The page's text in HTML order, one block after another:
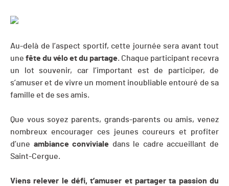
Au-delà de l’aspect sportif, cette journée sera avant tout
une fête du vélo et du partage. Chaque participant recevra
un lot souvenir, car l’important est de participer, de
s’amuser et de vivre un moment inoubliable entouré de sa
famille et de ses amis.
Que vous soyez parents, grands-parents ou amis, venez
nombreux encourager ces jeunes coureurs et profiter
d’une ambiance conviviale dans le cadre accueillant de
Saint-Cergue.
Viens relever le défi, t’amuser et partager ta passion du